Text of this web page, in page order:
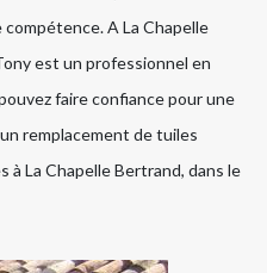
A La Chapelle
est un professionnel en
faire confiance pour une
remplacement de tuiles
à La Chapelle Bertrand, dans le